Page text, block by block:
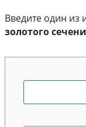
Введите один из
золотого